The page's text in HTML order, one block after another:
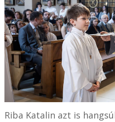
Riba Katalin azt is